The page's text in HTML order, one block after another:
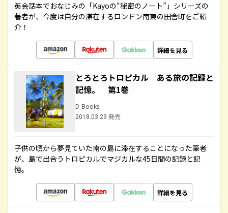
英会話本でおなじみの「Kayoの“秘密のノート”」シリーズの
著者が、今度は自分の滞在するロンドン南東の田舎町をご紹
介！
詳細を見る
とろとろトロピカル ある旅の記録と
記憶。 第1巻
D-Books
2018.03.29 発売
子供の頃から夢見ていた南の島に滞在することになった筆者
が、島で出合うトロピカルでマジカルな45日間の記録と記
憶。
詳細を見る